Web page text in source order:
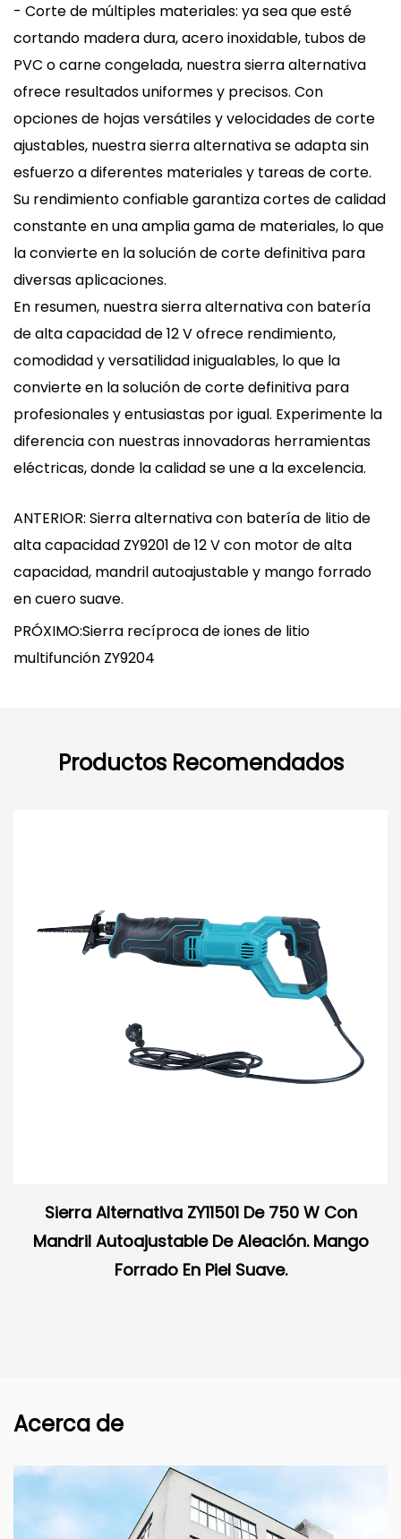
- Corte de múltiples materiales: ya sea que esté
cortando madera dura, acero inoxidable, tubos de
PVC o carne congelada, nuestra sierra alternativa
ofrece resultados uniformes y precisos. Con
opciones de hojas versátiles y velocidades de corte
ajustables, nuestra sierra alternativa se adapta sin
esfuerzo a diferentes materiales y tareas de corte.
Su rendimiento confiable garantiza cortes de calidad
constante en una amplia gama de materiales, lo que
la convierte en la solución de corte definitiva para
diversas aplicaciones.
En resumen, nuestra sierra alternativa con batería
de alta capacidad de 12 V ofrece rendimiento,
comodidad y versatilidad inigualables, lo que la
convierte en la solución de corte definitiva para
profesionales y entusiastas por igual. Experimente la
diferencia con nuestras innovadoras herramientas
eléctricas, donde la calidad se une a la excelencia.
ANTERIOR: Sierra alternativa con batería de litio de
alta capacidad ZY9201 de 12 V con motor de alta
capacidad, mandril autoajustable y mango forrado
en cuero suave.
PRÓXIMO:Sierra recíproca de iones de litio
multifunción ZY9204
Productos Recomendados
Sierra Alternativa ZY11501 De 750 W Con
Mandril Autoajustable De Aleación. Mango
Forrado En Piel Suave.
Acerca de